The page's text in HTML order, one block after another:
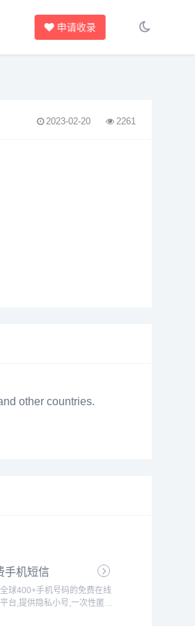
申请收录
2023-02-20 2261
other countries.
手机短信
球400+手机号码的免费在线
台,提供隐私小号,一次性匿名